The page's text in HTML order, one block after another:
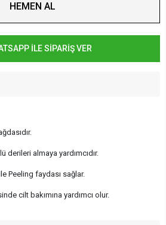
HEMEN AL
İLE SİPARİŞ VER
almaya yardımcıdır.
Peeling faydası sağlar.
cilt bakımına yardımcı olur.